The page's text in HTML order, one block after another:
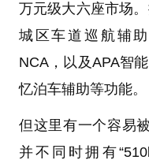
万元级大六座市场
城区车道巡航辅
NCA，以及APA智
忆泊车辅助等功能。
但这里有一个容易
并不同时拥有